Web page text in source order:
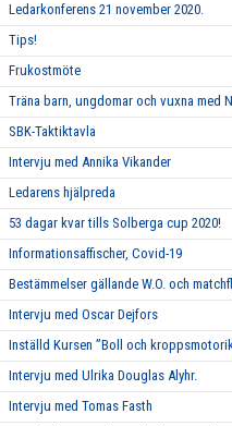
Ledarkonferens 21 november 2020.
Tips!
Frukostmöte
Träna barn, ungdomar och vuxna med
SBK-Taktiktavla
Intervju med Annika Vikander
Ledarens hjälpreda
53 dagar kvar tills Solberga cup 2020!
Informationsaffischer, Covid-19
Bestämmelser gällande W.O. och
Intervju med Oscar Dejfors
Inställd Kursen ”Boll och
Intervju med Ulrika Douglas Alyhr.
Intervju med Tomas Fasth